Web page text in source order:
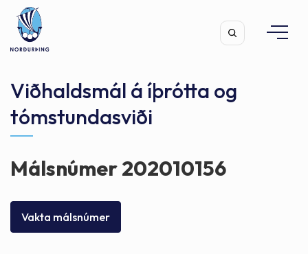
Leita
Viðhaldsmál á íþrótta og
tómstundasviði
Málsnúmer 202010156
Vakta málsnúmer